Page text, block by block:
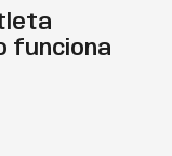
funciona